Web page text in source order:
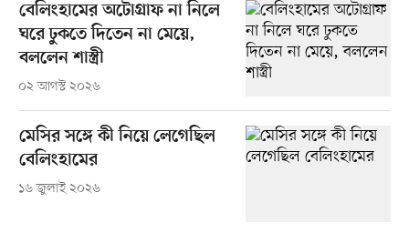
বেলিংহামের অটোগ্রাফ না নিলে
ঘরে ঢুকতে দিতেন না মেয়ে,
বললেন শাস্ত্রী
০২ আগস্ট ২০২৬
মেসির সঙ্গে কী নিয়ে লেগেছিল
বেলিংহামের
১৬ জুলাই ২০২৬